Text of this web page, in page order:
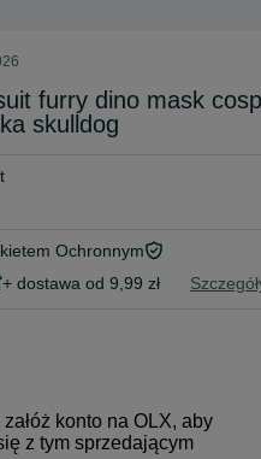
furry dino mask
skulldog
Ochronnym
+ dostawa od 9,99 zł
konto na OLX, aby
z tym sprzedającym